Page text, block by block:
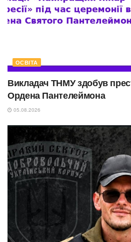
ОСВІТА
Викладач ТНМУ здобув
Ордена Пантелеймона
05.08.2026